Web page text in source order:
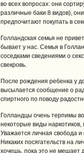
во всех вопросах: они
различные баки 8 видов),
предпочитают покупать в
Голландская семья не
бывает у нас. Семья в
соседками сведениями о
свекровь.
После рождения ребенка у
высылается сообщение о
спиртного по поводу
Голландцы очень терпимы
некоторые виды
Уважается личная свобода
Никаких посягательств на
хочешь, пока это не мешает